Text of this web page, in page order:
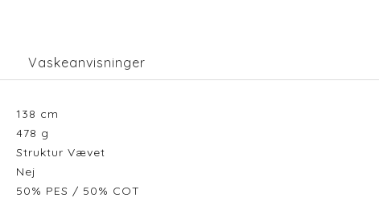
Vaskeanvisninger
138 cm
478 g
Struktur Vævet
Nej
50% PES / 50% COT